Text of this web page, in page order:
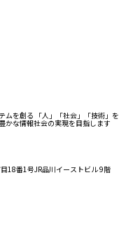
ムを創る 「人」「社会」「技術」
かな情報社会の実現を目指します
18番1号JR品川イーストビル 9階